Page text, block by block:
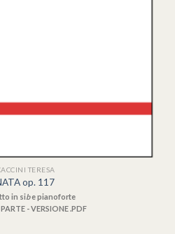
TERESA
op. 117
in sibe pianoforte
- VERSIONE .PDF